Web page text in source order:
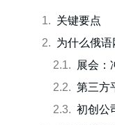
关键要点
为什么俄语
展会：
第三方
初创公